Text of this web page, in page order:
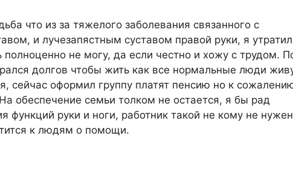
что из за тяжелого заболевания связанного с
и лучезапястным суставом правой руки, я утратил
не могу, да если честно и хожу с трудом.
долгов чтобы жить как все нормальные люди
сейчас оформил группу платят пенсию но к
обеспечение семьи толком не остается, я бы рад
функций руки и ноги, работник такой не кому не
к людям о помощи.